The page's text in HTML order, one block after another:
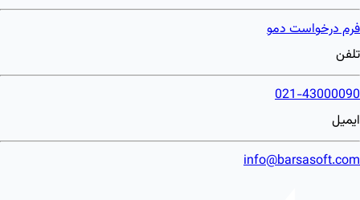
فرم درخواست دمو
تلفن
021-43000090
ایمیل
info@barsasoft.com